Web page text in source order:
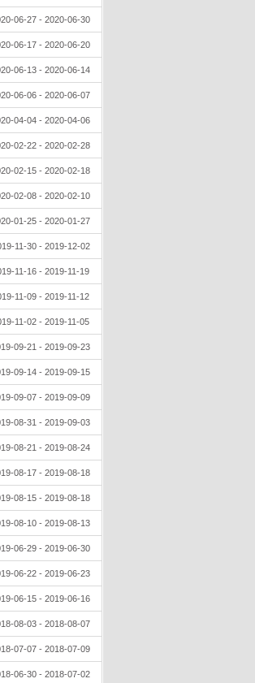
06-27 - 2020-06-30
06-17 - 2020-06-20
06-13 - 2020-06-14
06-06 - 2020-06-07
04-04 - 2020-04-06
02-22 - 2020-02-28
02-15 - 2020-02-18
02-08 - 2020-02-10
01-25 - 2020-01-27
11-30 - 2019-12-02
11-16 - 2019-11-19
11-09 - 2019-11-12
11-02 - 2019-11-05
09-21 - 2019-09-23
09-14 - 2019-09-15
09-07 - 2019-09-09
08-31 - 2019-09-03
08-21 - 2019-08-24
08-17 - 2019-08-18
08-15 - 2019-08-18
08-10 - 2019-08-13
06-29 - 2019-06-30
06-22 - 2019-06-23
06-15 - 2019-06-16
08-03 - 2018-08-07
07-07 - 2018-07-09
06-30 - 2018-07-02